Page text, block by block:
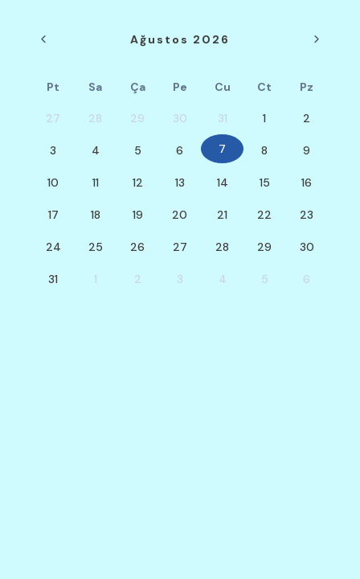
Ağustos 2026
Pt Sa Ça Pe Cu Ct Pz
27 28 29 30 31 1 2
3 4 5 6 7 8 9
10 11 12 13 14 15 16
17 18 19 20 21 22 23
24 25 26 27 28 29 30
31 1 2 3 4 5 6